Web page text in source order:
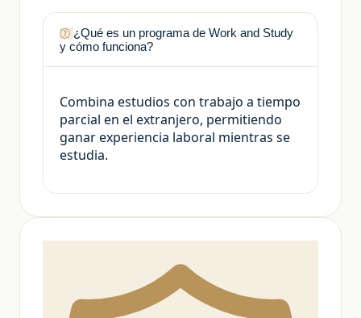
¿Qué es un programa de Work and Study
y cómo funciona?
Combina estudios con trabajo a tiempo
parcial en el extranjero, permitiendo
ganar experiencia laboral mientras se
estudia.